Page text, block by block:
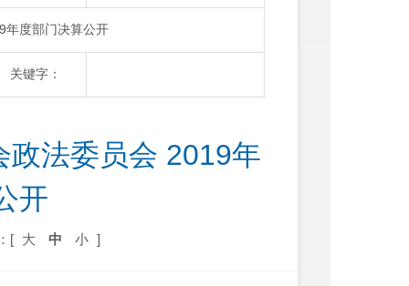
年度部门决算公开
关键字：
法委员会 2019年
开
[ 大 中 小 ]